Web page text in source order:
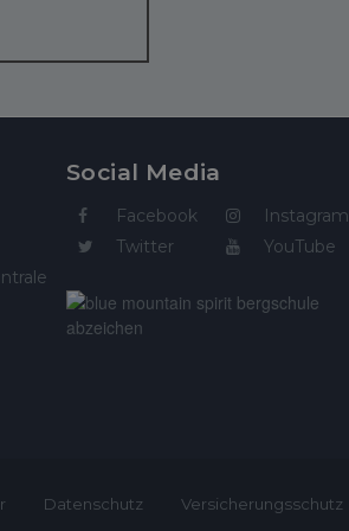
Social Media
Facebook
Twitter
Instagram
YouTube
Datenschutz Versicherungsschutz